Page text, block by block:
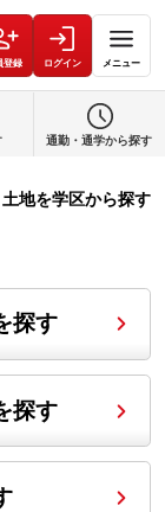
登録 ログイン メニュー
通勤・通学から探す
地を学区から探す
探す
探す